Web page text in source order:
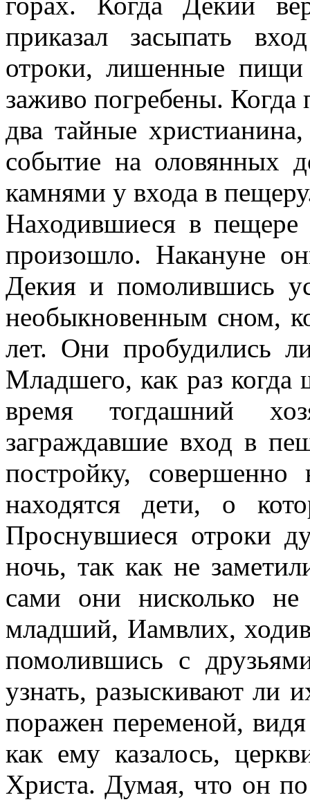
приказал засыпать
отроки, лишенные
заживо погребены. Когда
два тайные
событие на оловянных
камнями у входа в
Находившиеся в пещере
произошло. Накануне
Декия и помолившись
необыкновенным сном,
лет. Они пробудились
Младшего, как раз
время тогдашний
заграждавшие вход в
постройку,
находятся дети, о
Проснувшиеся отроки
ночь, так как не
сами они нисколько
младший, Иамвлих,
помолившись с
узнать, разыскивают ли
поражен переменой,
как ему казалось,
Христа. Думая, что он